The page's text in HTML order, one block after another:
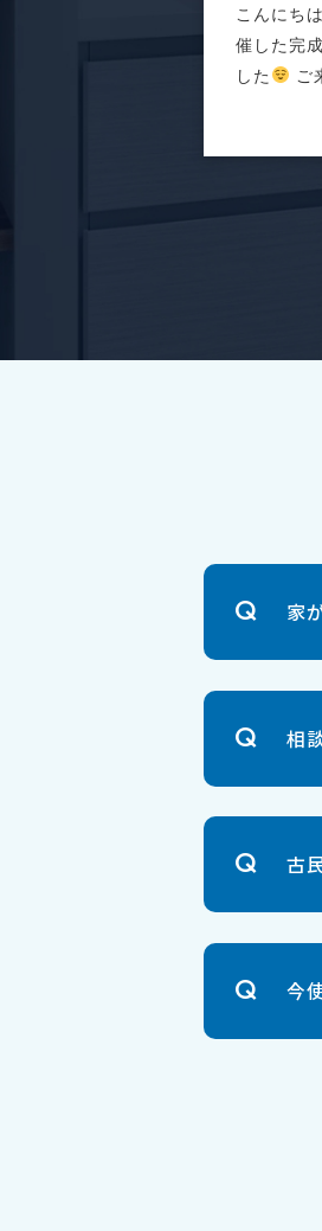
こんにちは
催した完
した
ご
家
相
古
今